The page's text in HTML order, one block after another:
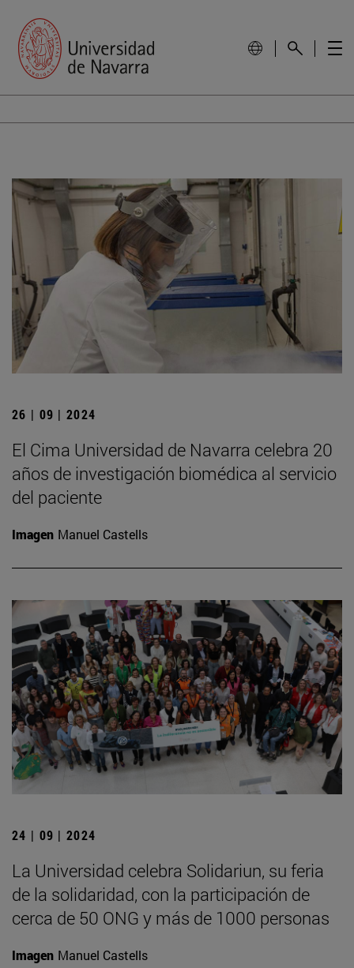
26 | 09 | 2024
El Cima Universidad de Navarra celebra 20
años de investigación biomédica al servicio
del paciente
Imagen Manuel Castells
24 | 09 | 2024
La Universidad celebra Solidariun, su feria
de la solidaridad, con la participación de
cerca de 50 ONG y más de 1000 personas
Imagen Manuel Castells